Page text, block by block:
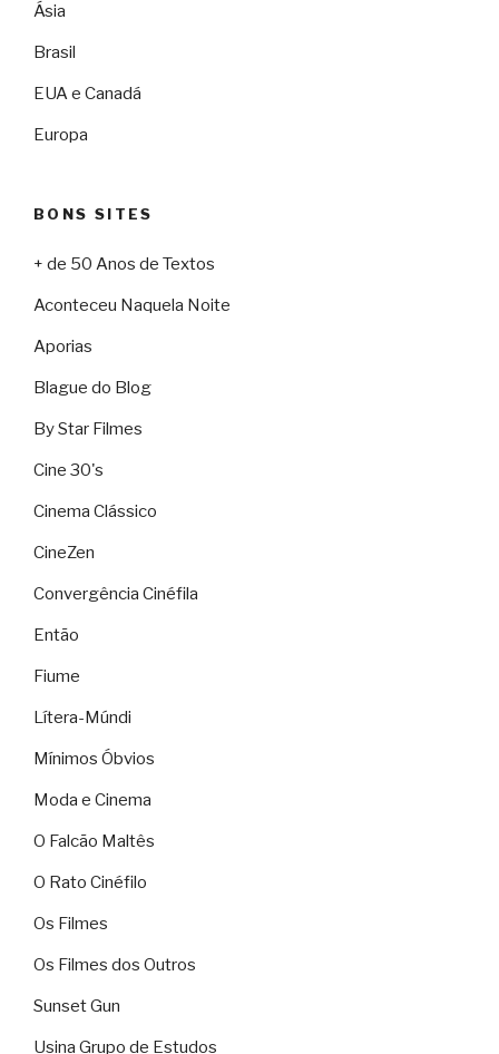
Ásia
Brasil
EUA e Canadá
Europa
BONS SITES
+ de 50 Anos de Textos
Aconteceu Naquela Noite
Aporias
Blague do Blog
By Star Filmes
Cine 30's
Cinema Clássico
CineZen
Convergência Cinéfila
Então
Fiume
Lítera-Múndi
Mínimos Óbvios
Moda e Cinema
O Falcão Maltês
O Rato Cinéfilo
Os Filmes
Os Filmes dos Outros
Sunset Gun
Usina Grupo de Estudos